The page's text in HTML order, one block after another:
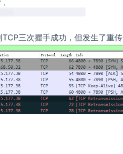
三次握手成功，但发生了重传